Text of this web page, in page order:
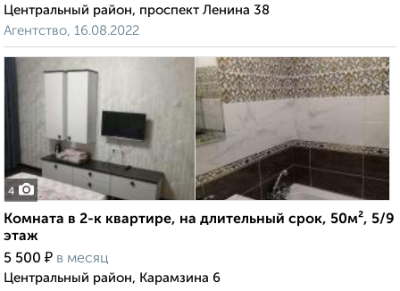
Центральный район, проспект Ленина 38
Агентство, 16.08.2022
4
Комната в 2-к квартире, на длительный срок, 50м², 5/9
этаж
5 500 ₽ в месяц
Центральный район, Карамзина 6